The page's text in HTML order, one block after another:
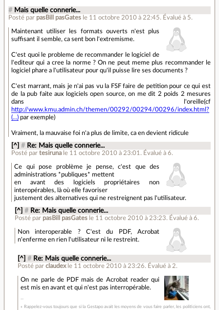
# Mais quelle connerie...
Posté par pasBill pasGates le 11 octobre 2010 à 22:45. Évalué à 5.
Maintenant utiliser les formats ouverts n'est plus
suffisant il semble, ca sent bon l'extremisme.
C'est quoi le probleme de recommander le logiciel de
l'editeur qui a cree la norme ? On ne peut meme plus recommander le
logiciel phare a l'utilisateur pour qu'il puisse lire ses documents ?
C'est marrant, mais je n'ai pas vu la FSF faire de petition pour ce qui est
de la pub faite aux logiciels open source, on me dit 2 poids 2 mesures
dans l'oreille(cf
http://www.kmu.admin.ch/themen/00292/00294/00296/index.html?
(...) par exemple)
Vraiment, la mauvaise foi n'a plus de limite, ca en devient ridicule
[^] # Re: Mais quelle connerie...
Posté partesiruna le 11 octobre 2010 à 23:01 . Évalué à6.
Ce qui pose problème je pense, c'est que des
administrations *publiques* mettent
en avant des logiciels propriétaires non
interopérables, là où elle favoriser
justement des alternatives qui ne restreignent pas l'utilisateur.
[^] # Re: Mais quelle connerie...
Posté par pasBill pasGates le 11 octobre 2010 à 23:23. Évalué à 6.
Non interoperable ? C'est du PDF, Acrobat
n'enferme en rien l'utilisateur ni le restreint.
[^] # Re: Mais quelle connerie...
Posté parclaudex le 11 octobre 2010 à 23:26. Évalué à 2.
On ne parle de PDF mais de Acrobat reader qui
est mis en avant et qui n'est pas interropérable.
« Rappelez-vous toujours que si la Gestapo avait les moyens de vous faire parler, les politiciens ont,